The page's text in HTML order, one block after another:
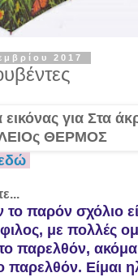
2017
παρόν σχόλιο
με πολλές
παρελθόν, ακόμα
Είμαι